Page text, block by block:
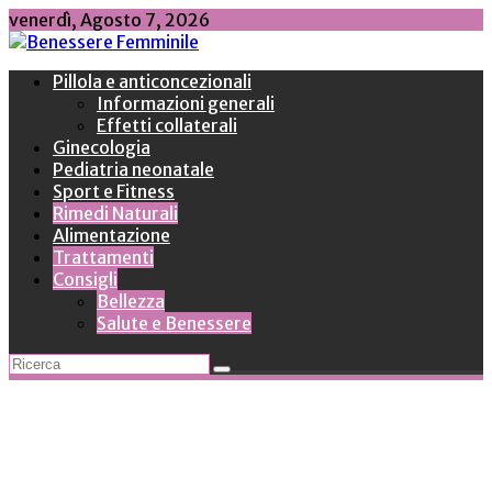
Skip
to
venerdì, Agosto 7, 2026
Pillola e anticoncezionali
Informazioni generali
Effetti collaterali
Ginecologia
Pediatria neonatale
Sport e Fitness
Rimedi Naturali
Alimentazione
Trattamenti
Consigli
Bellezza
Salute e Benessere